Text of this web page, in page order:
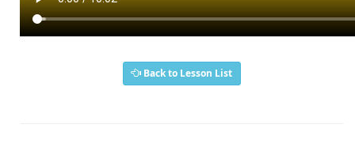
Back to Lesson List